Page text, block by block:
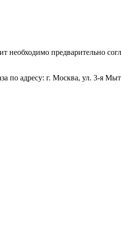
необходимо предварительно
по адресу: г. Москва, ул. 3-я